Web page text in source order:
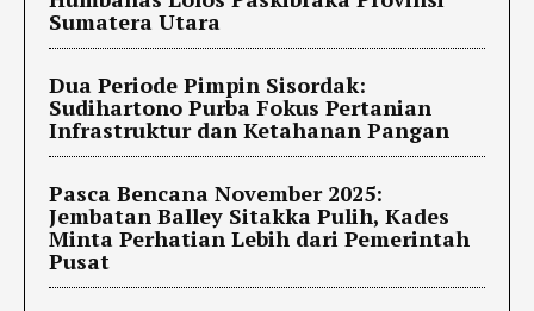
Sumatera Utara
Dua Periode Pimpin Sisordak:
Sudihartono Purba Fokus Pertanian
Infrastruktur dan Ketahanan Pangan
Pasca Bencana November 2025:
Jembatan Balley Sitakka Pulih, Kades
Minta Perhatian Lebih dari Pemerintah
Pusat